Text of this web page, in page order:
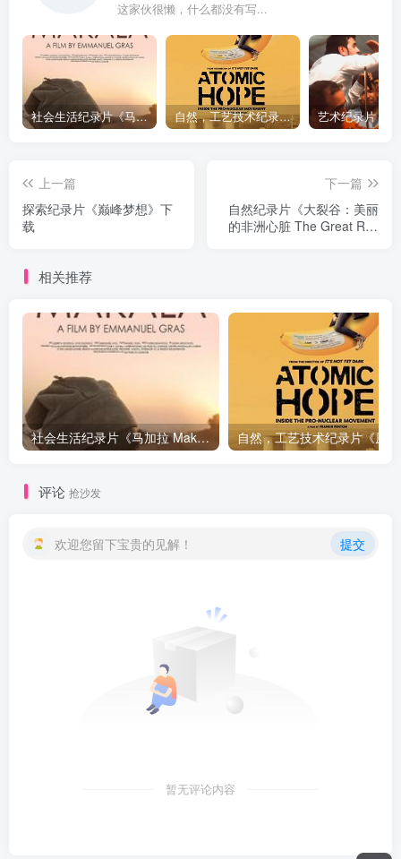
这家伙很懒，什么都没有写...
社会生活纪录片《马加拉 Makala》下载 自然，工艺技术纪录片《原子能的希望 Atomic Hope – Inside the Pro-Nuclear Movement》下载
上一篇
探索纪录片《巅峰梦想》下
载
下一篇
自然纪录片《大裂谷：美丽
的非洲心脏 The Great Rift:
相关推荐
社会生活纪录片《马加拉 Makala》下载
评论 抢沙发
欢迎您留下宝贵的见解！ 提交
暂无评论内容